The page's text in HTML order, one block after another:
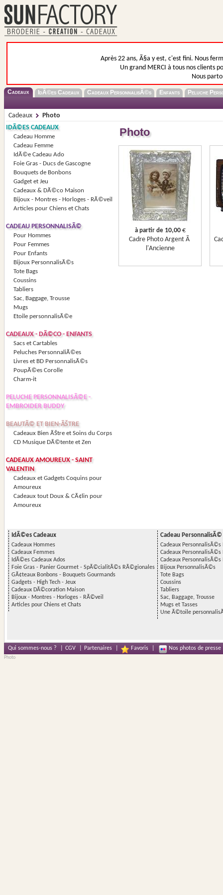
Après 22 ans, Ã§a y est, c'est fini. Nous
Un grand MERCI à tous nos clients
Nous
Cadeaux IdÃ©es Cadeaux Cadeaux PersonnalisÃ©s Enfants Peluche
Cadeaux
Photo
IDÃ©ES CADEAUX
Cadeau Homme
Cadeau Femme
IdÃ©e Cadeau Ado
Foie Gras - Ducs de Gascogne
Bouquets de Bonbons
Gadget et Jeu
Cadeaux & DÃ©co Maison
Bijoux - Montres - Horloges - RÃ©veil
Articles pour Chiens et Chats
CADEAU PERSONNALISÃ©
Pour Hommes
Pour Femmes
Pour Enfants
Bijoux PersonnalisÃ©s
Tote Bags
Coussins
Tabliers
Sac, Baggage, Trousse
Mugs
Etoile personnalisÃ©e
CADEAUX - DÃ©CO - ENFANTS
Sacs et Cartables
Peluches PersonnaliÃ©es
Livres et BD PersonnalisÃ©s
PoupÃ©es Corolle
Charm-it
PELUCHE PERSONNALISÃ©E -
EMBROIDER BUDDY
BEAUTÃ© ET BIEN-ÃŠTRE
Cadeaux Bien ÃŠtre et Soins du Corps
CD Musique DÃ©tente et Zen
CADEAUX AMOUREUX - SAINT
VALENTIN
Cadeaux et Gadgets Coquins pour
Amoureux
Cadeaux tout Doux & CÃ¢lin pour
Amoureux
Photo
à partir de 10,00€
Cadre Photo Argent Ã
l'Ancienne
IdÃ©es Cadeaux
Cadeaux Hommes
Cadeaux Femmes
IdÃ©es Cadeaux Ados
Foie Gras - Panier Gourmet - SpÃ©cialitÃ©s RÃ©gionales
GÃ¢teaux Bonbons - Bouquets Gourmands
Gadgets - High Tech - Jeux
Cadeaux DÃ©coration Maison
Bijoux - Montres - Horloges - RÃ©veil
Articles pour Chiens et Chats
Cadeau PersonnalisÃ©
Cadeaux PersonnalisÃ©s
Cadeaux PersonnalisÃ©s
Cadeaux PersonnalisÃ©s
Bijoux PersonnalisÃ©s
Tote Bags
Coussins
Tabliers
Sac, Baggage, Trousse
Mugs et Tasses
Une Ã©toile
Qui sommes-nous ? CGV Partenaires Favoris Nos photos de presse
Photo